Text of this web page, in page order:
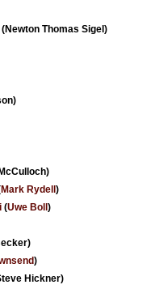
Thomas Sigel)
Mark Rydell)
(Uwe Boll)
)
Hickner)